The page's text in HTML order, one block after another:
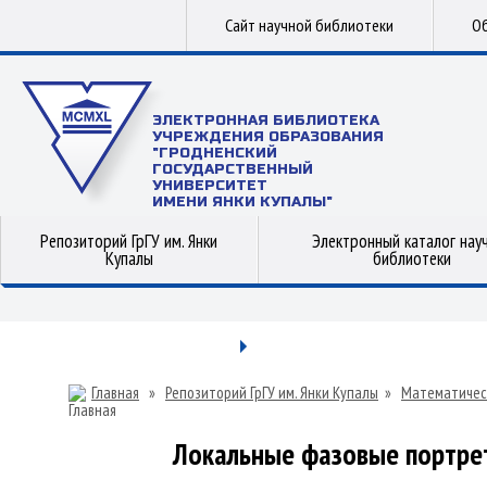
Сайт научной библиотеки
ЭЛЕКТРОННАЯ БИБЛИОТЕКА
УЧРЕЖДЕНИЯ ОБРАЗОВАНИЯ
"ГРОДНЕНСКИЙ
ГОСУДАРСТВЕННЫЙ
УНИВЕРСИТЕТ
ИМЕНИ ЯНКИ КУПАЛЫ"
Репозиторий ГрГУ им. Янки
Купалы
Электронный каталог
библиотеки
Главная » Репозиторий ГрГУ им. Янки Купалы »
Локальные фазовые